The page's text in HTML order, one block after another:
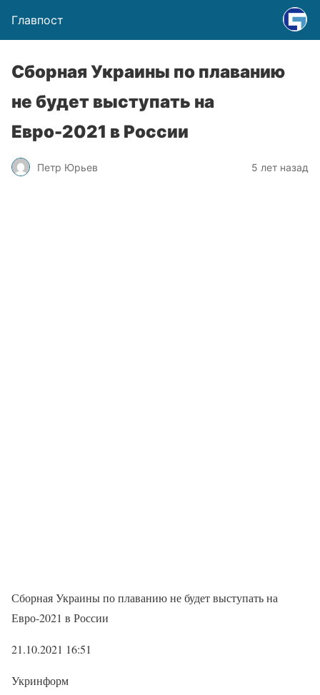
Главпост
Сборная Украины по плаванию
не будет выступать на
Евро-2021 в России
Петр Юрьев 5 лет назад
Сборная Украины по плаванию не будет выступать на
Евро-2021 в России
21.10.2021 16:51
Укринформ